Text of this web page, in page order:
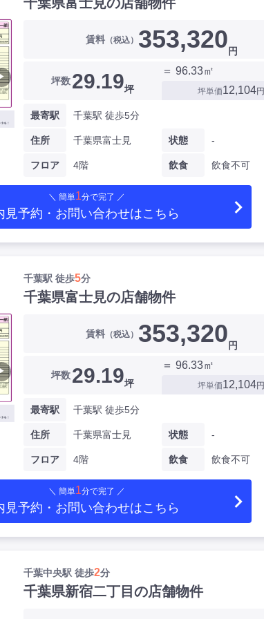
賃料 （税込） 353,320 円
坪数29.19坪
＝ 96.33㎡
坪単価12,104円
最寄駅 千葉駅 徒歩5分
住所 千葉県富士見
フロア 4階
状態 -
飲食 飲食不可
＼ 簡単1分で完了 ／
見予約・お問い合わせはこちら
千葉駅 徒歩5分
千葉県富士見の店舗物件
賃料 （税込） 353,320 円
坪数29.19坪
＝ 96.33㎡
坪単価12,104円
最寄駅 千葉駅 徒歩5分
住所 千葉県富士見
フロア 4階
状態 -
飲食 飲食不可
＼ 簡単1分で完了 ／
見予約・お問い合わせはこちら
千葉中央駅 徒歩2分
千葉県新宿二丁目の店舗物件